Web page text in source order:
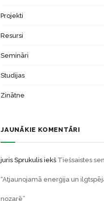
Projekti
Resursi
Semināri
Studijas
Zinātne
JAUNĀKIE KOMENTĀRI
juris Sprukulis iekš Tiešsaistes
“Atjaunojamā enerģija un
nozarē”